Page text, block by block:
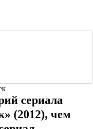
сериала
(2012), чем